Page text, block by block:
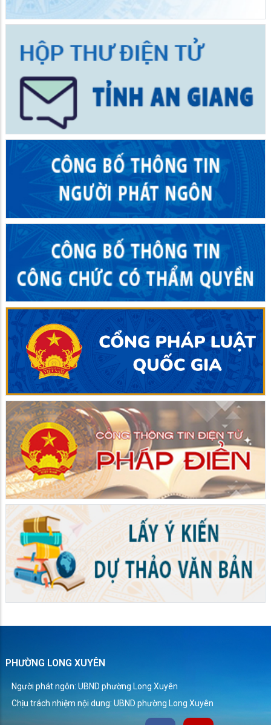
PHƯỜNG LONG XUYÊN
Người phát ngôn: UBND phường Long Xuyên
Chịu trách nhiệm nội dung: UBND phường Long Xuyên